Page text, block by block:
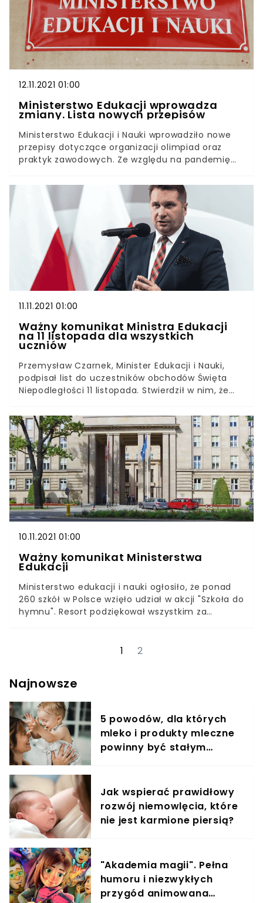
ten sposób na zarzuty Ryszarda Proksy
twierdzącego, że nie ma zabezpieczonych
pieniędzy na pensje nauczycieli.
12.11.2021 01:00
Ministerstwo Edukacji wprowadza
zmiany. Lista nowych przepisów
Ministerstwo Edukacji i Nauki wprowadziło nowe
przepisy dotyczące organizacji olimpiad oraz
praktyk zawodowych. Ze względu na pandemię
uczniom udział w zawodach w sposób zdalny lub
w innym terminie. Ponadto czas na zaliczenie
praktyk zawodowych zostanie
zmieniony.Ministerstwo Edukacji wprowadziło na
rok 2021/2022 rozwiązania analogiczne do tych z
roku 2020/2021. Resort chce w ten sposób
zabezpieczyć uczniów przed zmianami idącymi w
parze z przejściem nauczanie zdalne.
11.11.2021 01:00
Ważny komunikat Ministra Edukacji
na 11 listopada dla wszystkich
uczniów
Przemysław Czarnek, Minister Edukacji i Nauki,
podpisał list do uczestników obchodów Święta
Niepodległości 11 listopada. Stwierdził w nim, że
patriotycznych i szacunku do historii wśród
młodych Polaków.Przemysław Czarnek
przypomniał o kolejnej rocznicy odzyskania
niepodległości przez Polskę. Z tej okazji podpisał
oficjalny list skierowany do wszystkich biorących
udział w obchodach 11 listopada. Poruszana w nim
jest kwestia uczniów.
10.11.2021 01:00
Ważny komunikat Ministerstwa
Edukacji
Ministerstwo edukacji i nauki ogłosiło, że ponad
260 szkół w Polsce wzięło udział w akcji "Szkoła do
hymnu". Resort podziękował wszystkim za
wydarzenia.Już od 4 lat Ministerstwo Edukacji i
szkolnych wstają, aby odśpiewać hymn o 11:11 z
za udział.
1 2
Najnowsze
5 powodów, dla których
mleko i produkty mleczne
powinny być stałym
Jak wspierać prawidłowy
rozwój niemowlęcia, które
nie jest karmione piersią?
"Akademia magii". Pełna
humoru i niezwykłych
przygód animowana